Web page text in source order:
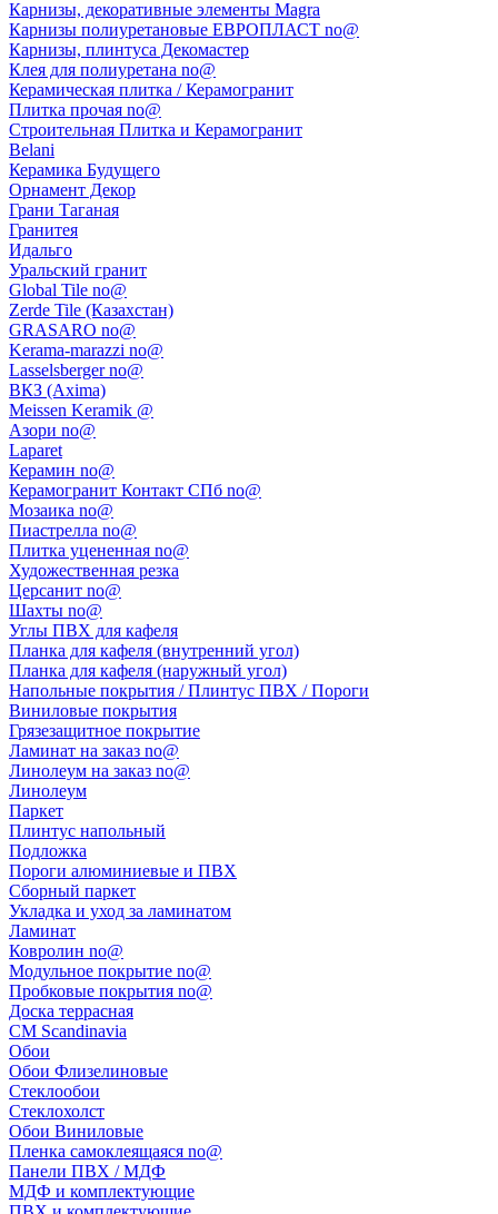
Карнизы, декоративные элементы Magra
Карнизы полиуретановые ЕВРОПЛАСТ no@
Карнизы, плинтуса Декомастер
Клея для полиуретана no@
Керамическая плитка / Керамогранит
Плитка прочая no@
Строительная Плитка и Керамогранит
Belani
Керамика Будущего
Орнамент Декор
Грани Таганая
Гранитея
Идальго
Уральский гранит
Global Tile no@
Zerde Tile (Казахстан)
GRASARO no@
Kerama-marazzi no@
Lasselsberger no@
ВКЗ (Axima)
Meissen Keramik @
Азори no@
Laparet
Керамин no@
Керамогранит Контакт СПб no@
Мозаика no@
Пиастрелла no@
Плитка уцененная no@
Художественная резка
Церсанит no@
Шахты no@
Углы ПВХ для кафеля
Планка для кафеля (внутренний угол)
Планка для кафеля (наружный угол)
Напольные покрытия / Плинтус ПВХ / Пороги
Виниловые покрытия
Грязезащитное покрытие
Ламинат на заказ no@
Линолеум на заказ no@
Линолеум
Паркет
Плинтус напольный
Подложка
Пороги алюминиевые и ПВХ
Сборный паркет
Укладка и уход за ламинатом
Ламинат
Ковролин no@
Модульное покрытие no@
Пробковые покрытия no@
Доска террасная
CM Scandinavia
Обои
Обои Флизелиновые
Стеклообои
Стеклохолст
Обои Виниловые
Пленка самоклеящаяся no@
Панели ПВХ / МДФ
МДФ и комплектующие